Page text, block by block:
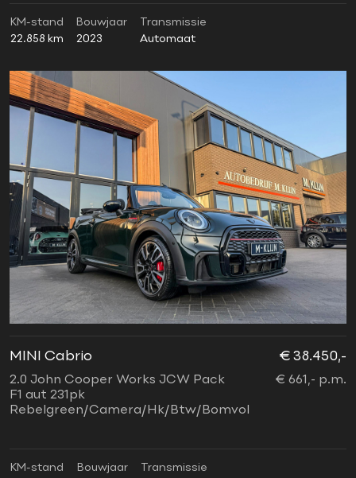
KM-stand
22.858 km
Bouwjaar
2023
Transmissie
Automaat
MINI Cabrio
2.0 John Cooper Works JCW Pack
F1 aut 231pk
Rebelgreen/Camera/Hk/Btw/Bomvol
€ 38.450,-
€ 661,- p.m.
KM-stand
Bouwjaar
Transmissie